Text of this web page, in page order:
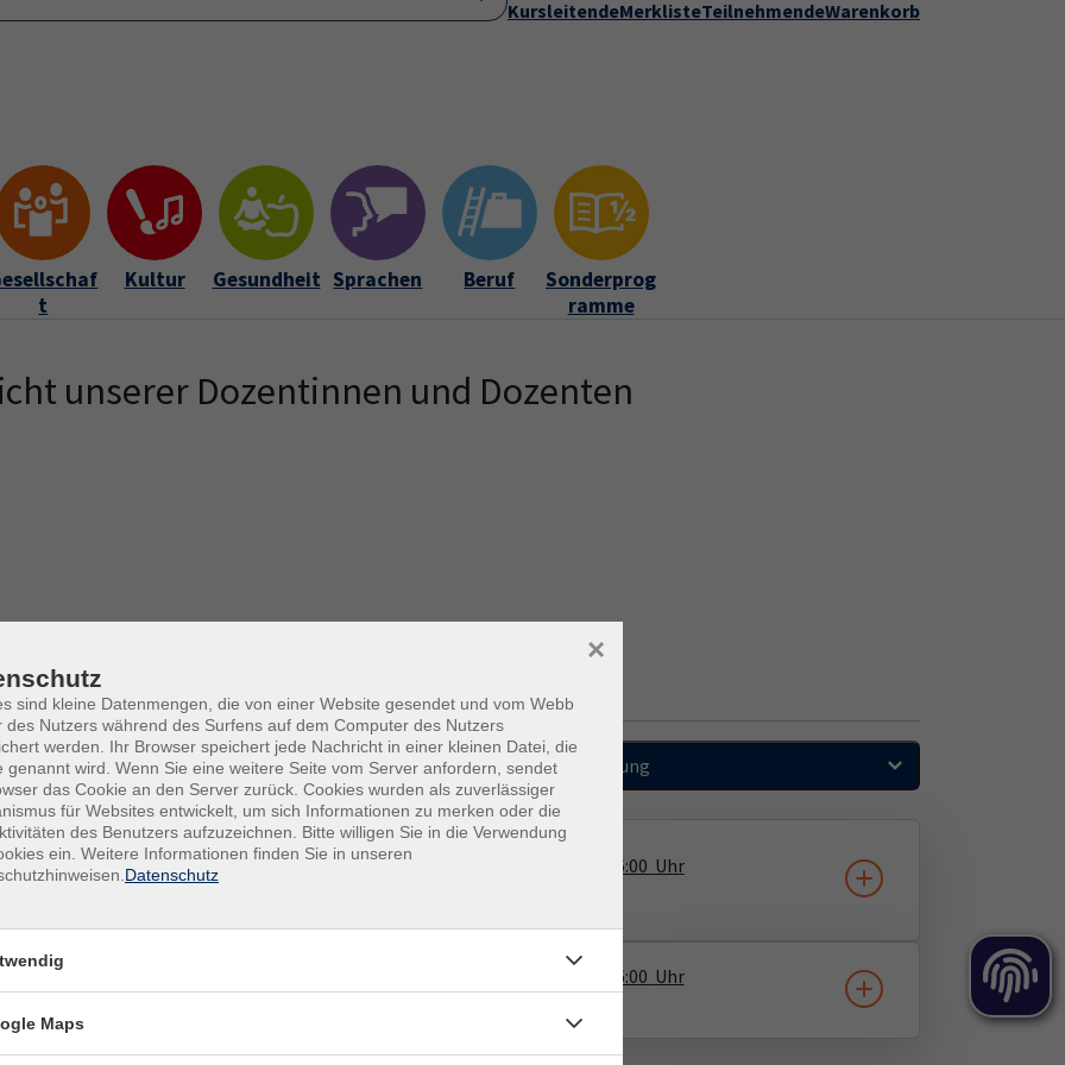
Startseite Anmeldung Über uns Aktuelles Kontakt Stadt Speyer zur DVV-Webseite
KursleitendeMerklisteTeilnehmendeWarenkorb
t
Kultur Gesundheit Sprachen Beruf
Sonderprog
ramme
unserer Dozentinnen und Dozenten
Sortierung
16:00 Uhr
16:00 Uhr
sind kleine Datenmengen, die von einer Website gesendet und vom Webb
des Nutzers während des Surfens auf dem Computer des Nutzers
werden. Ihr Browser speichert jede Nachricht in einer kleinen Datei, die
genannt wird. Wenn Sie eine weitere Seite vom Server anfordern, sendet
das Cookie an den Server zurück. Cookies wurden als zuverlässiger
für Websites entwickelt, um sich Informationen zu merken oder die
des Benutzers aufzuzeichnen. Bitte willigen Sie in die Verwendung
ein. Weitere Informationen finden Sie in unseren
Datenschutz
×
Maps